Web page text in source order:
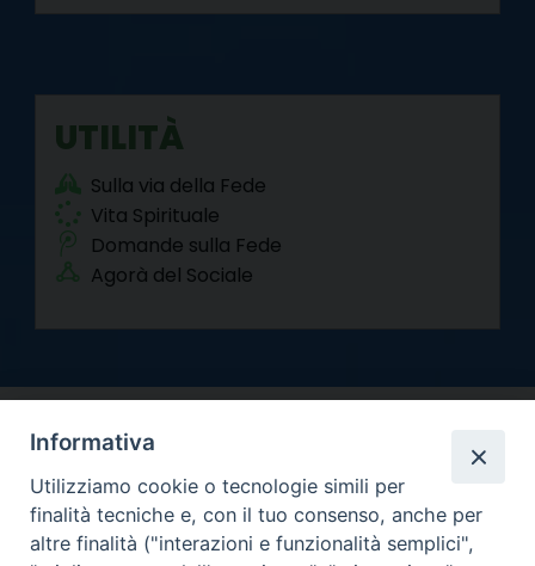
UTILITÀ
Sulla via della Fede
Vita Spirituale
Domande sulla Fede
Agorà del Sociale
Arcidiocesi di Torino
Informativa
Utilizziamo cookie o tecnologie simili per
finalità tecniche e, con il tuo consenso, anche per
altre finalità ("interazioni e funzionalità semplici",